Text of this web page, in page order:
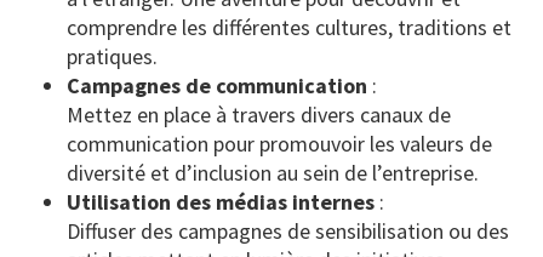
comprendre les différentes cultures, traditions et
pratiques.
Campagnes de communication :
Mettez en place à travers divers canaux de
communication pour promouvoir les valeurs de
diversité et d’inclusion au sein de l’entreprise.
Utilisation des médias internes :
Diffuser des campagnes de sensibilisation ou des